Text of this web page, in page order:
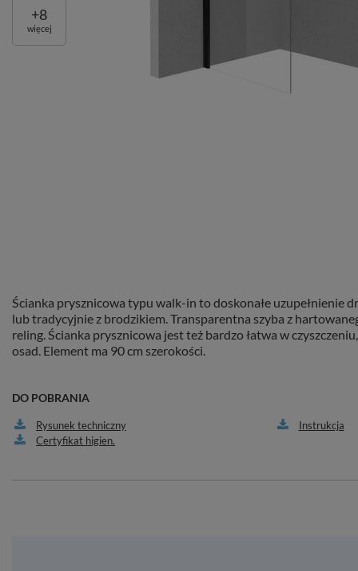
+8
więcej
Ścianka prysznicowa typu walk-in to doskonałe uzupełnienie
lub tradycyjnie z brodzikiem. Transparentna szyba z
reling. Ścianka prysznicowa jest też bardzo łatwa w
osad. Element ma 90 cm szerokości.
DO POBRANIA
Rysunek techniczny
Instrukcja
Certyfikat higien.